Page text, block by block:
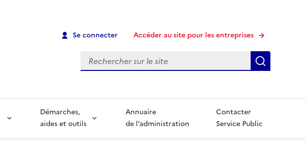
Se connecter Accéder au site pour les entreprises
Recherche
Démarches,
aides et outils
Annuaire
de l’administration
Contacter
Service Public